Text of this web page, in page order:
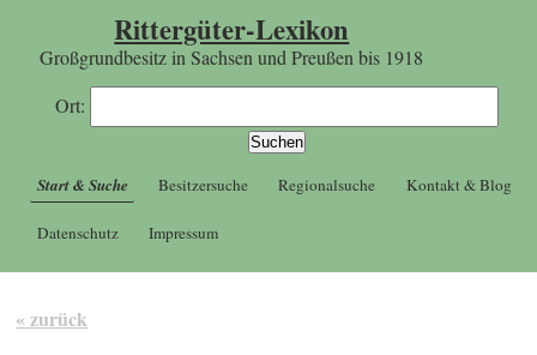
Rittergüter-Lexikon
Großgrundbesitz in Sachsen und Preußen bis 1918
Ort:
Start & Suche Besitzersuche Regionalsuche Kontakt & Blog
Datenschutz Impressum
« zurück